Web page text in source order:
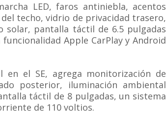
LED, faros antiniebla, acentos
techo, vidrio de privacidad trasero,
solar, pantalla táctil de 6.5 pulgadas
Apple CarPlay y Android
en el SE, agrega monitorización de
posterior, iluminación ambiental
táctil de 8 pulgadas, un sistema
de 110 voltios.